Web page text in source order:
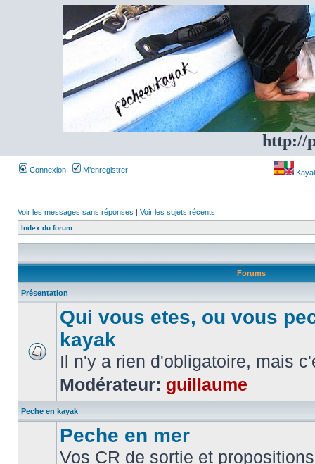
http://
Connexion M’enregistrer
Voir les messages sans réponses | Voir les sujets récents
Index du forum
Forums
Présentation
Qui vous etes, ou vous
kayak
Il n'y a rien d'obligatoire, mais
Modérateur: guillaume
Peche en kayak
Peche en mer
Vos CR de sortie et